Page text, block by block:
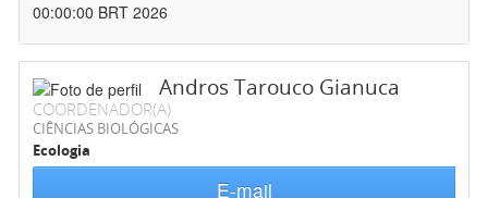
00:00:00 BRT 2026
Andros Tarouco Gianuca
COORDENADOR(A)
CIÊNCIAS BIOLÓGICAS
Ecologia
E-mail